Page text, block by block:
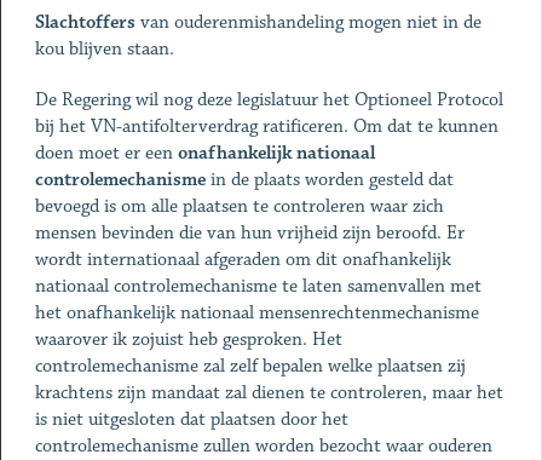
Slachtoffers van ouderenmishandeling mogen niet in de
kou blijven staan.
De Regering wil nog deze legislatuur het Optioneel Protocol
bij het VN-antifolterverdrag ratificeren. Om dat te kunnen
doen moet er een onafhankelijk nationaal
controlemechanismein de plaats worden gesteld dat
bevoegd is om alle plaatsen te controleren waar zich
mensen bevinden die van hun vrijheid zijn beroofd. Er
wordt internationaal afgeraden om dit onafhankelijk
nationaal controlemechanisme te laten samenvallen met
het onafhankelijk nationaal mensenrechtenmechanisme
waarover ik zojuist heb gesproken. Het
controlemechanisme zal zelf bepalen welke plaatsen zij
krachtens zijn mandaat zal dienen te controleren, maar het
is niet uitgesloten dat plaatsen door het
controlemechanisme zullen worden bezocht waar ouderen